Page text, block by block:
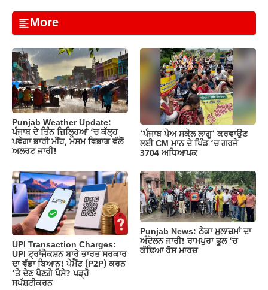
c
e
b
o
o
k
at
s
A
p
p
aile
gr
a
m
p
y
Li
n
k
ar
e
More
Punjab Weather Update:
ਪੰਜਾਬ ਦੇ ਤਿੰਨ ਜ਼‍ਿਲ੍ਹਿਆਂ ‘ਚ ਕੱਲ੍ਹ
ਪਵੇਗਾ ਭਾਰੀ ਮੀਂਹ, ਮੌਸਮ ਵਿਭਾਗ ਵੱਲੋਂ
ਅਲਰਟ ਜਾਰੀ!
‘ਪੰਜਾਬ ਪੇਅ ਸਕੇਲ ਲਾਗੂ’ ਕਰਵਾਉਣ
ਲਈ CM ਮਾਨ ਦੇ ਪਿੰਡ ‘ਚ ਗਰਜੇ
3704 ਅਧਿਆਪਕ
UPI Transaction Charges:
UPI ਟ੍ਰਾਂਜੈਕਸ਼ਨ ਬਾਰੇ ਭਾਰਤ ਸਰਕਾਰ
ਦਾ ਵੱਡਾ ਬਿਆਨ! ਪੇਮੈਂਟ (P2P) ਕਰਨ
‘ਤੇ ਦੇਣ ਪੈਣਗੇ ਪੈਸੇ? ਪੜ੍ਹੋ
ਸਪੱਸ਼ਟੀਕਰਨ
Punjab News: ਠੇਕਾ ਮੁਲਾਜ਼ਮਾਂ ਦਾ
ਅੰਦੋਲਨ ਜਾਰੀ! ਰਾਮਪੁਰਾ ਫੂਲ ‘ਚ
ਕੱਢਿਆ ਰੋਸ ਮਾਰਚ